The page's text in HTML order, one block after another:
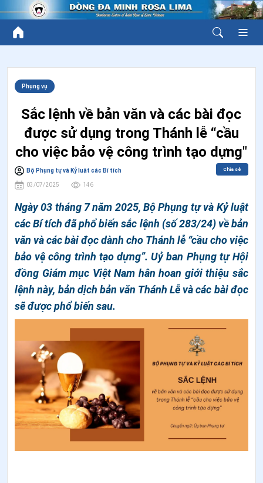
Phụng vụ
Sắc lệnh về bản văn và các bài đọc
được sử dụng trong Thánh lễ “cầu
cho việc bảo vệ công trình tạo dựng"
Bộ Phụng tự và Kỷ luật các Bí tích
03/07/2025 146
Chia sẻ
Ngày 03 tháng 7 năm 2025, Bộ Phụng tự và Kỷ luật
các Bí tích đã phổ biến sắc lệnh (số 283/24) về bản
văn và các bài đọc dành cho Thánh lễ “cầu cho việc
bảo vệ công trình tạo dựng”. Uỷ ban Phụng tự Hội
đồng Giám mục Việt Nam hân hoan giới thiệu sắc
lệnh này, bản dịch bản văn Thánh Lễ và các bài đọc
sẽ được phổ biến sau.